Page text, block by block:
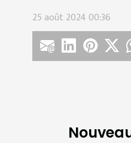
25 août 2024 00:36